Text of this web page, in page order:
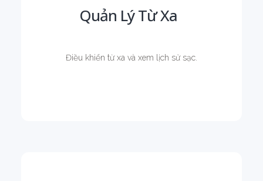
Quản Lý Từ Xa
Điều khiển từ xa và xem lịch sử sạc.